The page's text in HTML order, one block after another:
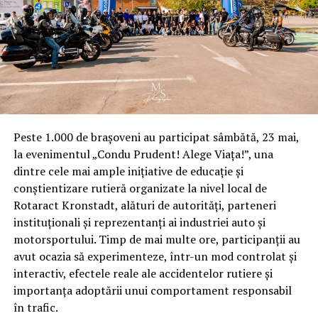
industrii precum comerț, logistică și producție, cu
scopul optimizării costurilor și creșterii productivității.
Răzvan Drăgoi, Deputy General Manager Smart ID,
apreciază evoluția turbulentă a pieței:
intensive de lucru se află într-o perioadă de digitalizare
și transformare accelerată generate de apariția unor
fenomene pre și post pandemie. Aceste fenomene au
generat serioase dezbateri cu privire la necesitatea
adaptării organizațiilor, fie ca sunt ele instituții sau
companii, cât mai optim la provocarile curente.”
Smart ID
este una din companiile care s-au adaptat
rapid, anticipând fenomenele pre și post pandemie în
ceea ce privește direcția transformărilor accelerate –
digitalizare, mobilitate, automatizare și chiar
monitorizare remote.
Peste 1.000 de brașoveni au participat sâmbătă, 23 mai,
la evenimentul „Condu Prudent! Alege Viața!”, una
dintre cele mai ample inițiative de educație și
conștientizare rutieră organizate la nivel local de
Rotaract Kronstadt, alături de autorități, parteneri
instituționali și reprezentanți ai industriei auto și
motorsportului. Timp de mai multe ore, participanții au
avut ocazia să experimenteze, într-un mod controlat și
interactiv, efectele reale ale accidentelor rutiere și
importanța adoptării unui comportament responsabil
în trafic.